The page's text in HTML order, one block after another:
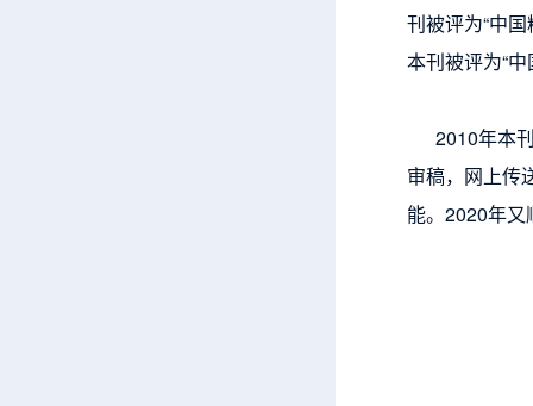
刊被评为“中
本刊被评为“
2010年本刊
审稿，网上传
能。2020年